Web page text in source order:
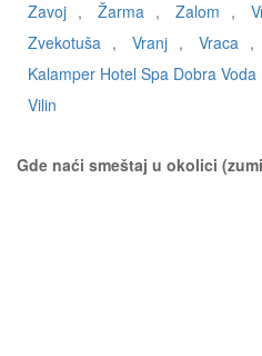
Zavoj , Žarma , Zalom ,
Zvekotuša , Vranj , Vraca ,
Kalamper Hotel Spa Dobra Voda
Vilin
Gde naći smeštaj u okolici